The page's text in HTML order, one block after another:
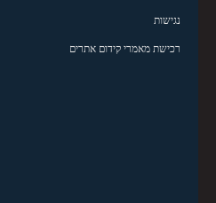
נגישות
רכישת מאמרי קידום אתרים